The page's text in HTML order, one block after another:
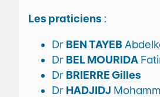
Les praticiens :
Dr BEN TAYEB
Dr BEL MOURIDA
Dr BRIERRE Gilles
Dr HADJIDJ